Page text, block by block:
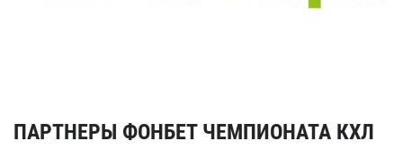
ПАРТНЕРЫ ФОНБЕТ ЧЕМПИОНАТА КХЛ